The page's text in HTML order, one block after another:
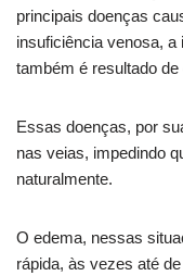
principais doenças
insuficiência venosa,
também é resultado
Essas doenças, por
nas veias, impedindo
naturalmente.
O edema, nessas
rápida, às vezes até